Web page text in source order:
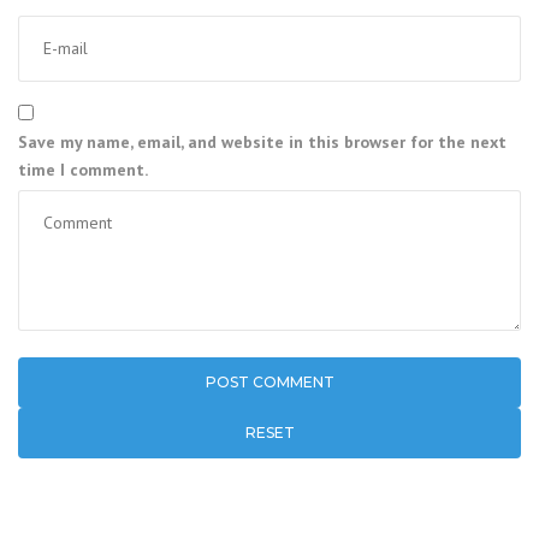
Save my name, email, and website in this browser for the next
time I comment.
RESET